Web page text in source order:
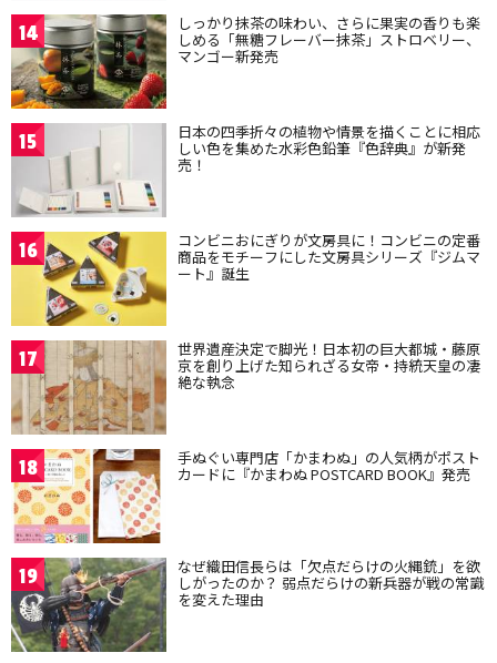
14 しっかり抹茶の味わい、さらに果実の香りも楽
しめる「無糖フレーバー抹茶」ストロベリー、
マンゴー新発売
15 日本の四季折々の植物や情景を描くことに相応
しい色を集めた水彩色鉛筆『色辞典』が新発
売！
16 コンビニおにぎりが文房具に！コンビニの定番
商品をモチーフにした文房具シリーズ『ジムマ
ート』誕生
17 世界遺産決定で脚光！日本初の巨大都城・藤原
京を創り上げた知られざる女帝・持統天皇の凄
絶な執念
18 手ぬぐい専門店「かまわぬ」の人気柄がポスト
カードに『かまわぬ POSTCARD BOOK』発売
19 なぜ織田信長らは「欠点だらけの火縄銃」を欲
しがったのか？ 弱点だらけの新兵器が戦の常識
を変えた理由